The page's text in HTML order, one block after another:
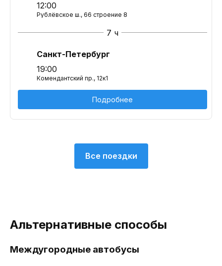
12:00
Рублёвское ш., 66 строение 8
7 ч
Санкт-Петербург
19:00
Комендантский пр., 12к1
Подробнее
Все поездки
Альтернативные способы
Междугородные автобусы